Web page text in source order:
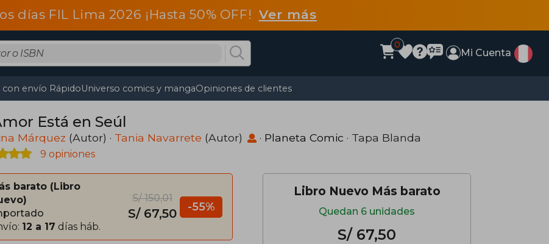
días FIL Lima 2026 ¡Hasta 50% OFF! Ver más
0
Mi Cuenta
con envío RápidoUniverso comics y mangaOpiniones de clientes
Está en Seúl
Márquez (Autor) · Tania Navarrete (Autor) · Planeta Comic · Tapa Blanda
9 opiniones
barato
Libro
12 a 17 días háb.
S/ 150,01
S/ 67,50 -55%
Libro Nuevo Más barato
Quedan 6 unidades
S/ 67,50